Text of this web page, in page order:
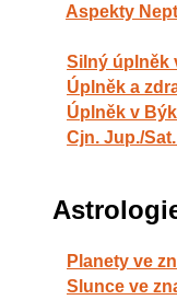
Aspekty
Silný úplněk
Úplněk a
Úplněk v
Cjn. Jup./
Planety ve
Slunce ve